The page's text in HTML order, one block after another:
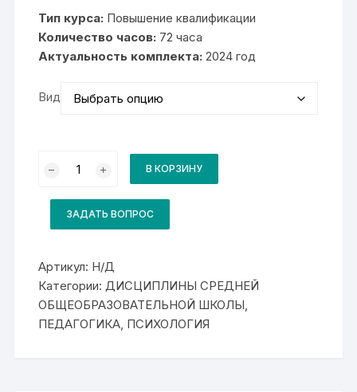
000₽
–
15
000₽
Тип курса: Повышение квалификации
Количество часов: 72 часа
Актуальность комплекта: 2024 год
Вид
товара
курса
Сопровождение
обучающихся
индивидуального
итогового
проекта
В КОРЗИНУ
ЗАДАТЬ ВОПРОС
Артикул: Н/Д
Категории:ДИСЦИПЛИНЫ СРЕДНЕЙ
ОБЩЕОБРАЗОВАТЕЛЬНОЙ ШКОЛЫ,
ПЕДАГОГИКА, ПСИХОЛОГИЯ